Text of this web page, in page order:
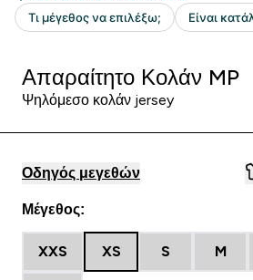
Απαραίτητο Κολάν MP
Ψηλόμεσο κολάν jersey
Οδηγός μεγεθών
Μέγεθος:
XXS XS S M